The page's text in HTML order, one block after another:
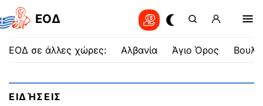
EOΔ
ΕΟΔ σε άλλες χώρες: Αλβανία Άγιο Όρος
ΕΙΔΉΣΕΙΣ